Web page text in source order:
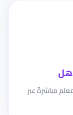
مباشرةً عبر